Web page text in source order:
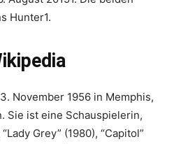
Hunter1.
November 1956 in Memphis,
Sie ist eine Schauspielerin,
Grey” (1980), “Capitol”